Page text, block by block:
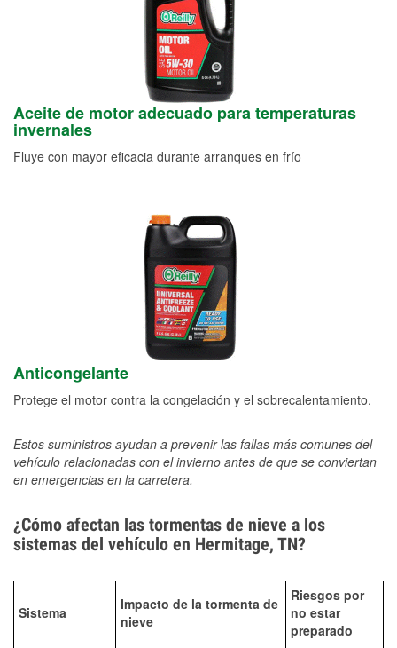
Aceite de motor adecuado para temperaturas
invernales
Fluye con mayor eficacia durante arranques en frío
Anticongelante
Protege el motor contra la congelación y el sobrecalentamiento.
Estos suministros ayudan a prevenir las fallas más comunes del
vehículo relacionadas con el invierno antes de que se conviertan
en emergencias en la carretera.
¿Cómo afectan las tormentas de nieve a los
sistemas del vehículo en Hermitage, TN?
Sistema
Impacto de la tormenta de
nieve
Riesgos por
no estar
preparado